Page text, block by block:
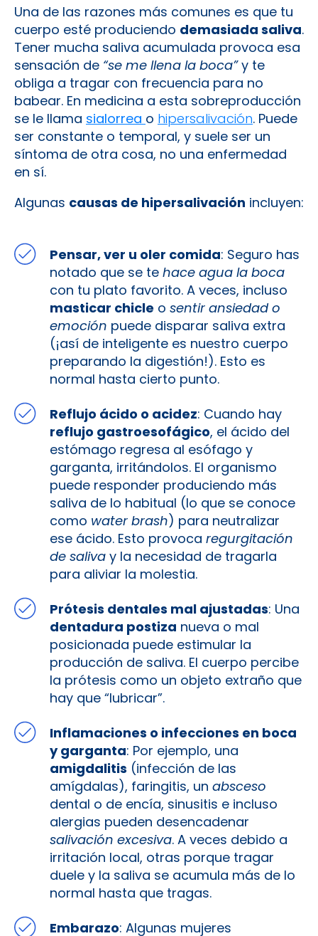
Una de las razones más comunes es que tu
cuerpo esté produciendo demasiada saliva.
Tener mucha saliva acumulada provoca esa
sensación de “se me llena la boca”y te
obliga a tragar con frecuencia para no
babear. En medicina a esta sobreproducción
se le llama sialorrea o hipersalivación. Puede
ser constante o temporal​, y suele ser un
síntoma de otra cosa, no una enfermedad
en sí​.
Algunas causas de hipersalivación incluyen:
Pensar, ver u oler comida: Seguro has
notado que se te hace agua la boca
con tu plato favorito. A veces, incluso
masticar chicle o sentir ansiedad o
emoción puede disparar saliva extra​
(¡así de inteligente es nuestro cuerpo
preparando la digestión!). Esto es
normal hasta cierto punto.
Reflujo ácido o acidez: Cuando hay
reflujo gastroesofágico, el ácido del
estómago regresa al esófago y
garganta, irritándolos. El organismo
puede responder produciendo más
saliva de lo habitual (lo que se conoce
como water brash) para neutralizar
ese ácido. Esto provoca regurgitación
de saliva y la necesidad de tragarla
para aliviar la molestia.
Prótesis dentales mal ajustadas: Una
dentadura postiza nueva o mal
posicionada puede estimular la
producción de saliva​. El cuerpo percibe
la prótesis como un objeto extraño que
hay que “lubricar”.
Inflamaciones o infecciones en boca
y garganta: Por ejemplo, una
amigdalitis (infección de las
amígdalas), faringitis, un absceso
dental o de encía, sinusitis e incluso
alergias pueden desencadenar
salivación excesiva. A veces debido a
irritación local, otras porque tragar
duele y la saliva se acumula más de lo
normal hasta que tragas.
Embarazo: Algunas mujeres